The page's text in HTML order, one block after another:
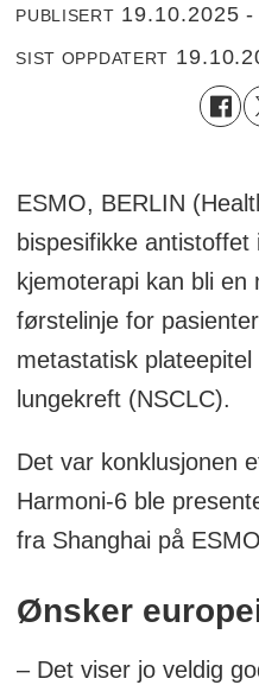
PUBLISERT 19.10.2025
SIST OPPDATERT
ESMO, BERLIN
bispesifikke antistoffet
kjemoterapi kan bli en
førstelinje for
metastatisk
lungekreft (NSCLC).
Det var konklusjonen
Harmoni-6 ble
fra Shanghai på
Ønsker
– Det viser jo veldig